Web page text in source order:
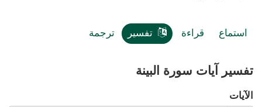
استماع قراءة تفسير ترجمة
تفسير آيات سورة البينة
الآيات